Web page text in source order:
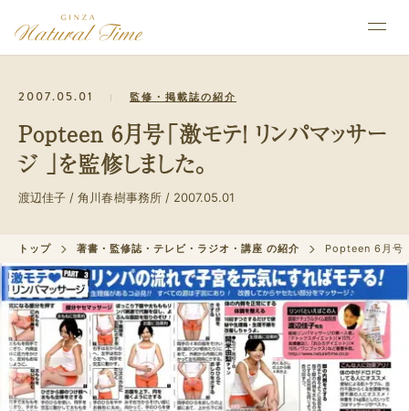
2007.05.01 監修・掲載誌の紹介
Popteen 6月号「激モテ！ リンパマッサー
ジ 」を監修しました。
渡辺佳子 / 角川春樹事務所 / 2007.05.01
トップ 著書・監修誌・テレビ・ラジオ・講座 の紹介 Popteen 6月号